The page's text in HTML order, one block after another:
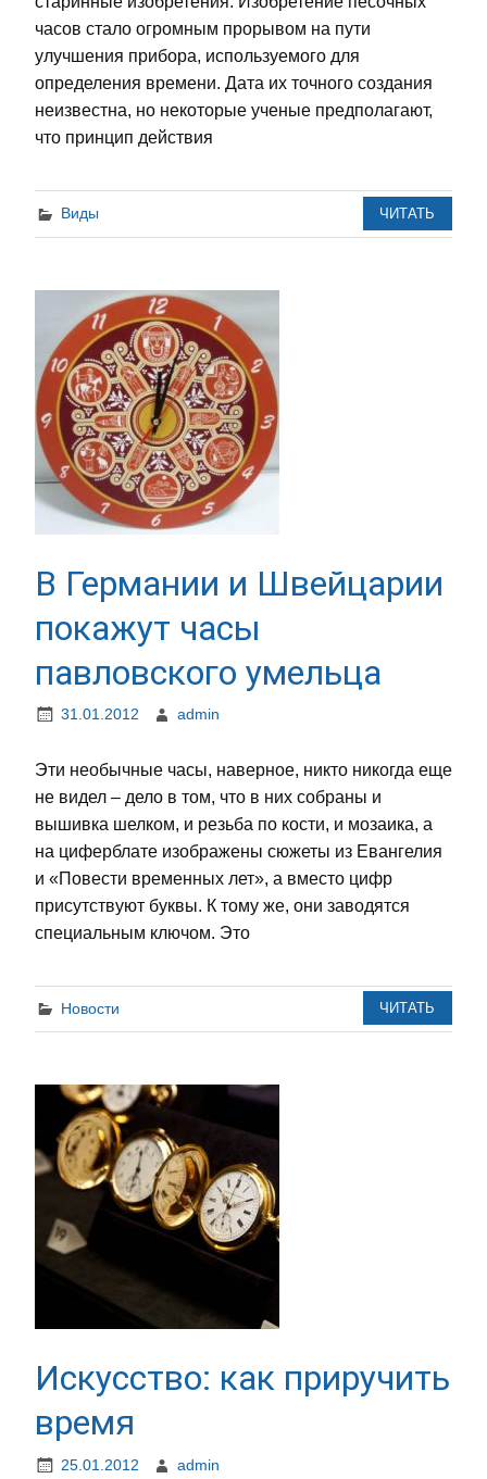
часов стало огромным прорывом на пути
улучшения прибора, используемого для
определения времени. Дата их точного создания
неизвестна, но некоторые ученые предполагают,
что принцип действия
Виды ЧИТАТЬ
В Германии и Швейцарии
покажут часы
павловского умельца
31.01.2012 admin
Эти необычные часы, наверное, никто никогда еще
не видел – дело в том, что в них собраны и
вышивка шелком, и резьба по кости, и мозаика, а
на циферблате изображены сюжеты из Евангелия
и «Повести временных лет», а вместо цифр
присутствуют буквы. К тому же, они заводятся
специальным ключом. Это
Новости ЧИТАТЬ
Искусство: как приручить
время
25.01.2012 admin